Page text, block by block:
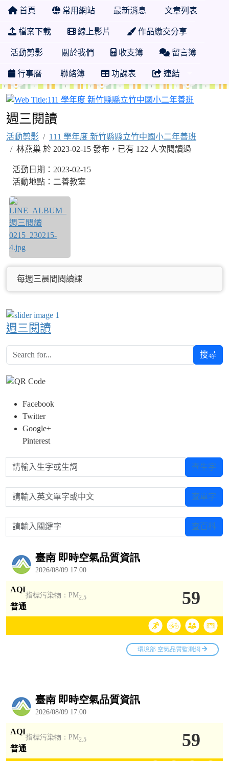
首頁 常用網站 最新消息 文章列表
檔案下載 線上影片 作品繳交分享
活動剪影 關於我們 收支簿 留言簿
行事曆 聯絡簿 功課表 連結
週三閱讀
活動剪影
111 學年度 新竹縣縣立竹中國小二年善班
林燕巢 於 2023-02-15 發布，已有 122 人次閱讀過
活動日期：2023-02-15
活動地點：二善教室
每週三晨間閱讀課
週三閱讀
搜尋
Facebook
Twitter
Google+
Pinterest
請輸入生字或生詞 查生字
請輸入英文單字或中文 查單字
請輸入關鍵字 查百科